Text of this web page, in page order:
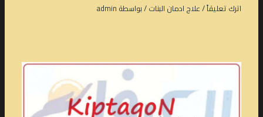
اترك تعليقاً/علاج ادمان البنات/ بواسطة admin